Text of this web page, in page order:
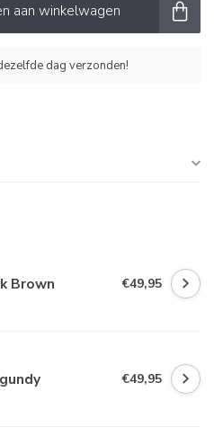
aan winkelwagen
dag verzonden!
Brown €49,95
€49,95